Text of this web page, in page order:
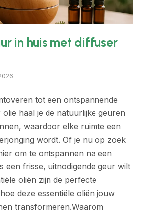
in huis met diffuser
tot een ontspannende
haal je de natuurlijke geuren
waardoor elke ruimte een
wordt. Of je nu op zoek
om te ontspannen na een
een frisse, uitnodigende geur wilt
oliën zijn de perfecte
deze essentiële oliën jouw
transformeren.Waarom